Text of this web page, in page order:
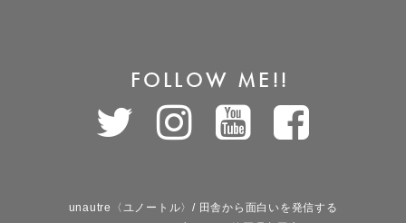
FOLLOW ME!!
unautre〈ユノートル〉/ 田舎から面白いを発信する